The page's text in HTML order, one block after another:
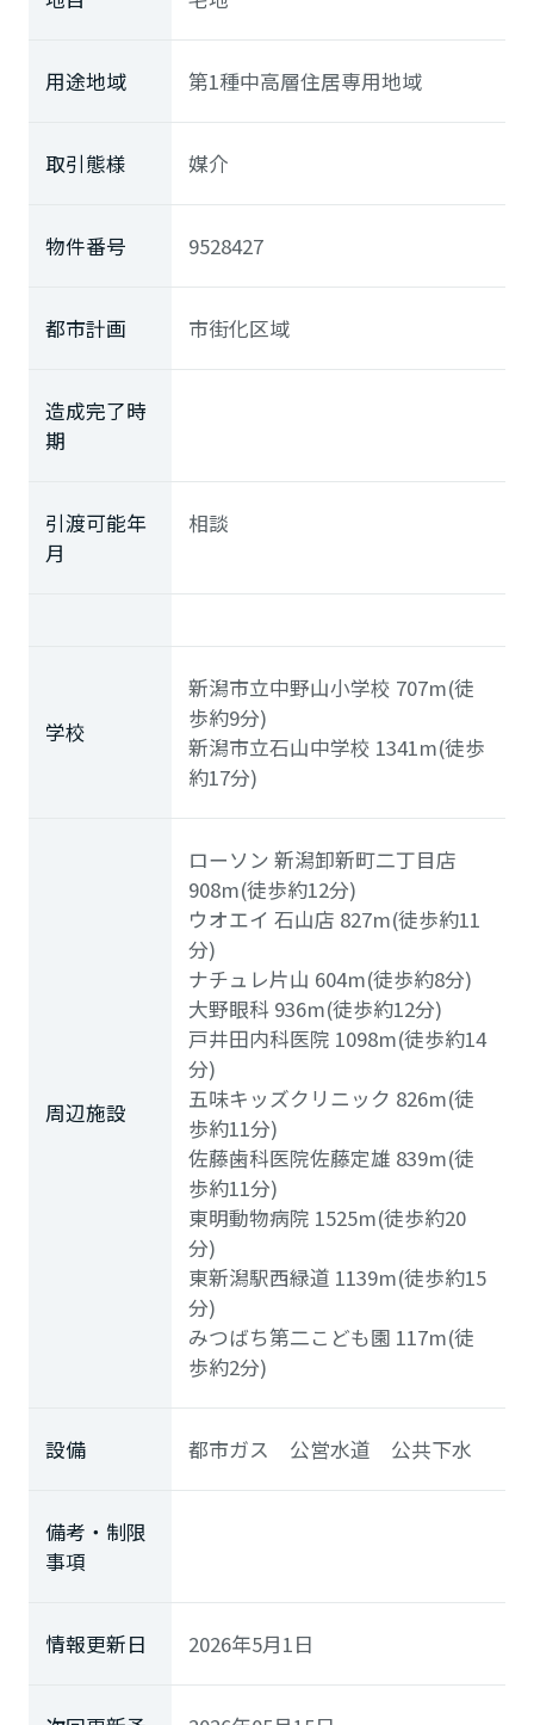
用途地域 第1種中高層住居専用地域
取引態様 媒介
物件番号 9528427
都市計画 市街化区域
造成完了時
期
引渡可能年
月
相談
学校
新潟市立中野山小学校 707m(徒
歩約9分)
新潟市立石山中学校 1341m(徒歩
約17分)
周辺施設
ローソン 新潟卸新町二丁目店
908m(徒歩約12分)
ウオエイ 石山店 827m(徒歩約11
分)
ナチュレ片山 604m(徒歩約8分)
大野眼科 936m(徒歩約12分)
戸井田内科医院 1098m(徒歩約14
分)
五味キッズクリニック 826m(徒
歩約11分)
佐藤歯科医院佐藤定雄 839m(徒
歩約11分)
東明動物病院 1525m(徒歩約20
分)
東新潟駅西緑道 1139m(徒歩約15
分)
みつばち第二こども園 117m(徒
歩約2分)
設備 都市ガス 公営水道 公共下水
備考・制限
事項
情報更新日 2026年5月1日